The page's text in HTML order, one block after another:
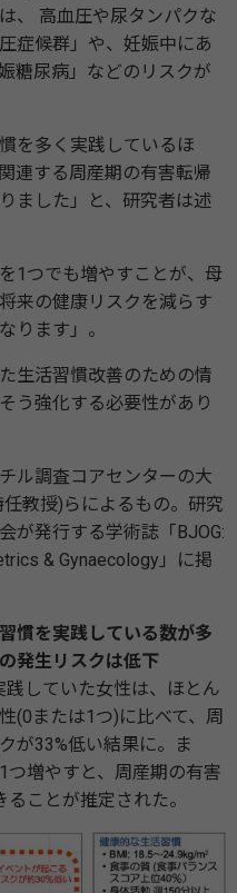
、 高血圧や尿タンパクな
症候群」や、妊娠中にあ
糖尿病」などのリスクが
を多く実践しているほ
連する周産期の有害転帰
ました」と、研究者は述
1つでも増やすことが、母
来の健康リスクを減らす
ります」。
生活習慣改善のための情
う強化する必要性があり
ル調査コアセンターの大
教授)らによるもの。研究
が発行する学術誌「BJOG:
& Gynaecology」に掲
慣を実践している数が多
発生リスクは低下
していた女性は、ほとん
(0または1つ)に比べて、周
が33%低い結果に。ま
つ増やすと、周産期の有害
ことが推定された。